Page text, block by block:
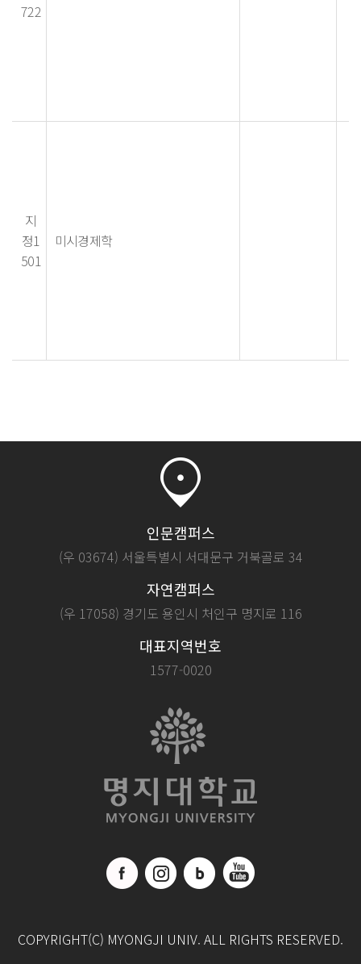
722
지
정1
501
미시경제학
인문캠퍼스
(우 03674) 서울특별시 서대문구 거북골로 34
자연캠퍼스
(우 17058) 경기도 용인시 처인구 명지로 116
대표지역번호
1577-0020
COPYRIGHT(C) MYONGJI UNIV. ALL RIGHTS RESERVED.